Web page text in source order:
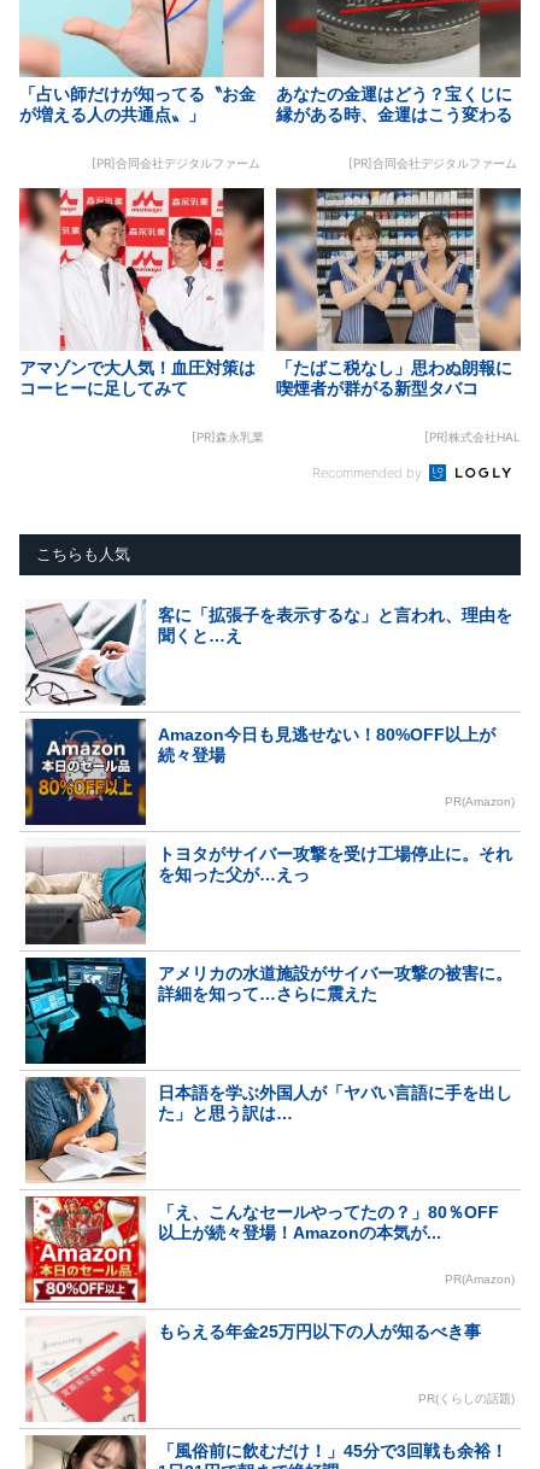
「占い師だけが知ってる〝お金
が増える人の共通点〟」
[PR]合同会社デジタルファーム
あなたの金運はどう？宝くじに
縁がある時、金運はこう変わる
[PR]合同会社デジタルファーム
アマゾンで大人気！血圧対策は
コーヒーに足してみて
[PR]森永乳業
「たばこ税なし」思わぬ朗報に
喫煙者が群がる新型タバコ
[PR]株式会社HAL
Recommended by
こちらも人気
客に「拡張子を表示するな」と言われ、理由を
聞くと…え
Amazon今日も見逃せない！80%OFF以上が
続々登場
PR(Amazon)
トヨタがサイバー攻撃を受け工場停止に。それ
を知った父が…えっ
アメリカの水道施設がサイバー攻撃の被害に。
詳細を知って…さらに震えた
日本語を学ぶ外国人が「ヤバい言語に手を出し
た」と思う訳は…
「え、こんなセールやってたの？」80％OFF
以上が続々登場！Amazonの本気が...
PR(Amazon)
もらえる年金25万円以下の人が知るべき事
PR(くらしの話題)
「風俗前に飲むだけ！」45分で3回戦も余裕！